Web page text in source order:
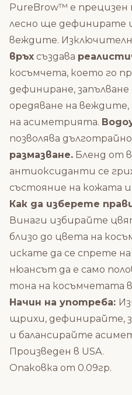
PureBrow™ е прецизен
лесно ще
веждите.
връх създава
косъмчета, което го
дефиниране,
оредяване на веждите,
на асиметрията.
позволява
размазване. Бленд от
антиоксиданти се
състояние на кожата
Как да изберете
Винаги избирайте
близо до цвета на
искате да се спрете
нюансът да е само
тона на косъмчетата
Начин на употреба:
щрихи, дефинирайте,
и балансирайте
Произведен в USA.
Опаковка от 0.09гр.